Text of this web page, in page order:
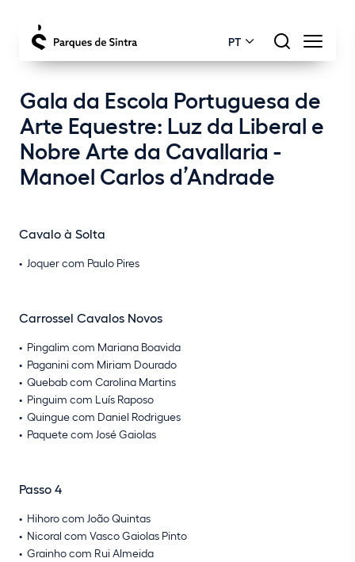
PT
Gala da Escola Portuguesa de
Arte Equestre: Luz da Liberal e
Nobre Arte da Cavallaria -
Manoel Carlos d’Andrade
Cavalo à Solta
Joquer com Paulo Pires
Carrossel Cavalos Novos
Pingalim com Mariana Boavida
Paganini com Miriam Dourado
Quebab com Carolina Martins
Pinguim com Luís Raposo
Quingue com Daniel Rodrigues
Paquete com José Gaiolas
Passo 4
Hihoro com João Quintas
Nicoral com Vasco Gaiolas Pinto
Grainho com Rui Almeida